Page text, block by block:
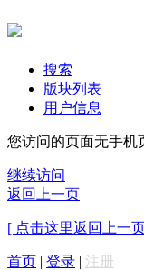
搜索
版块列表
用户信息
您访问的页面无手机
继续访问
返回上一页
[ 点击这里返回上一
首页 | 登录 | 注册